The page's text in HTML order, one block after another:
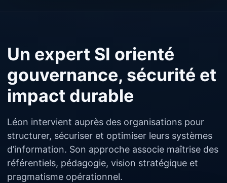
Un expert SI orienté
gouvernance, sécurité et
impact durable
Léon intervient auprès des organisations pour
structurer, sécuriser et optimiser leurs systèmes
d’information. Son approche associe maîtrise des
référentiels, pédagogie, vision stratégique et
pragmatisme opérationnel.